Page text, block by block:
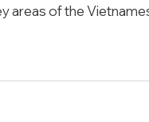
areas of the